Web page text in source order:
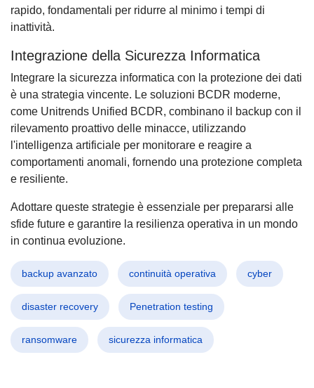
rapido, fondamentali per ridurre al minimo i tempi di
inattività.
Integrazione della Sicurezza Informatica
Integrare la sicurezza informatica con la protezione dei dati
è una strategia vincente. Le soluzioni BCDR moderne,
come Unitrends Unified BCDR, combinano il backup con il
rilevamento proattivo delle minacce, utilizzando
l'intelligenza artificiale per monitorare e reagire a
comportamenti anomali, fornendo una protezione completa
e resiliente.
Adottare queste strategie è essenziale per prepararsi alle
sfide future e garantire la resilienza operativa in un mondo
in continua evoluzione.
backup avanzato continuità operativa cyber
disaster recovery Penetration testing
ransomware sicurezza informatica